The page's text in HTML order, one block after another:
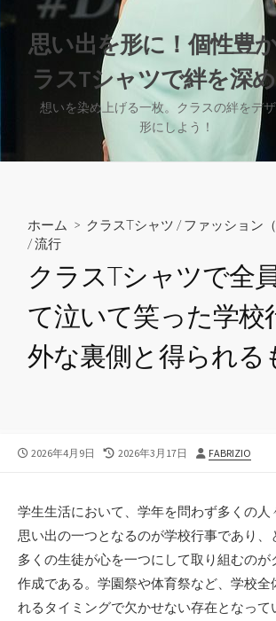
ン
キ
思い出を形に！個性豊
ラスTシャツで絆を深
想いを染め上げる一枚。クラスの絆をデ
形にしよう！
ホーム > クラスTシャツ /ファッション
/流行
クラスTシャツで全
て泣いて笑った学校
外な裏側と得られる
公
2026年4月9日
最
日
2026年3月17日
投
FABRIZIO
学生生活において、学年を問わず多くの人
思い出の一つとなるのが学校行事であり、
多くの生徒が心を一つにして取り組むのが
作成である。 学園祭や体育祭など、学校全
れるタイミングで欠かせない存在となって